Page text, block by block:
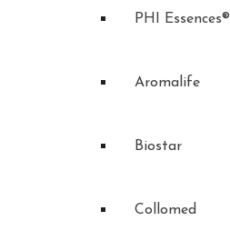
PHI Essences®
Aromalife
Biostar
Collomed